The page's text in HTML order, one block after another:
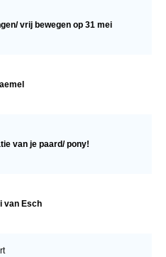
vrij bewegen op 31 mei
van je paard/ pony!
van Esch